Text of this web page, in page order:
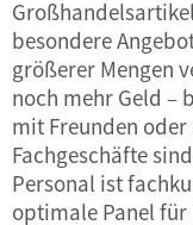
besondere
größerer Mengen
noch mehr Geld –
mit Freunden
Fachgeschäfte
Personal ist
optimale Panel für